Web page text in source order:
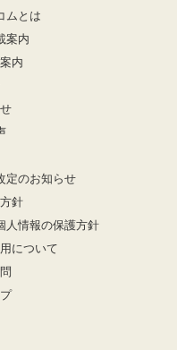
ムとは
案内
内
定のお知らせ
針
人情報の保護方針
について